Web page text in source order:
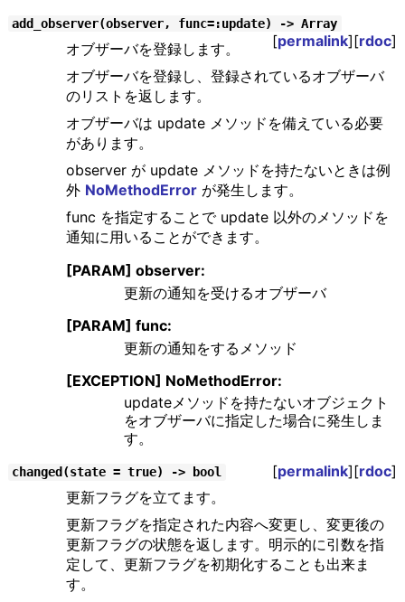
add_observer(observer, func=:update) -> Array
[permalink][rdoc]
オブザーバを登録します。
オブザーバを登録し、登録されているオブザーバ
のリストを返します。
オブザーバは update メソッドを備えている必要
があります。
observer が update メソッドを持たないときは例
外 NoMethodErrorが発生します。
func を指定することで update 以外のメソッドを
通知に用いることができます。
[PARAM] observer:
更新の通知を受けるオブザーバ
[PARAM] func:
更新の通知をするメソッド
[EXCEPTION] NoMethodError:
updateメソッドを持たないオブジェクト
をオブザーバに指定した場合に発生しま
す。
changed(state = true) -> bool [permalink][rdoc]
更新フラグを立てます。
更新フラグを指定された内容へ変更し、変更後の
更新フラグの状態を返します。明示的に引数を指
定して、更新フラグを初期化することも出来ま
す。